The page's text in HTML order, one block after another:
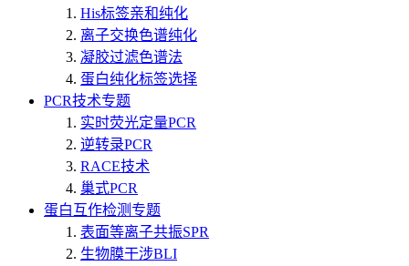
His标签亲和纯化
离子交换色谱纯化
凝胶过滤色谱法
蛋白纯化标签选择
PCR技术专题
实时荧光定量PCR
逆转录PCR
RACE技术
巢式PCR
蛋白互作检测专题
表面等离子共振SPR
生物膜干涉BLI